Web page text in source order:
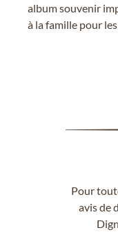
album souvenir
à la famille pour
Pour
avis de